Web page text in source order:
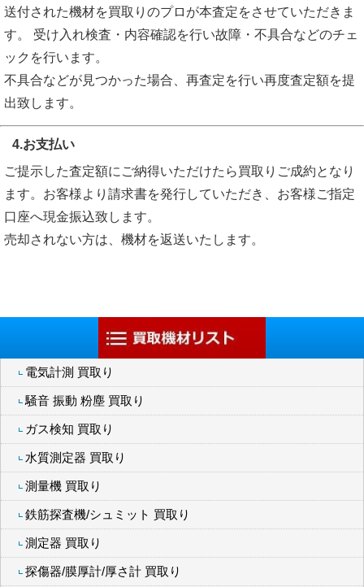
送付された機材を買取りのプロが本査定をさせていただきま
す。 受け入れ検査・内容確認を行い故障・不具合などのチェ
ックを行います。
不具合などが見つかった場合、再査定を行い再度査定額を提
出致します。
4.お支払い
ご提示した査定額にご納得いただけたら買取りご成約となり
ます。お客様より請求書を発行していただき、お客様ご指定
口座へ現金振込致します。
売却されない方は、機材を返送いたします。
電気計測 買取り
騒音 振動 粉塵 買取り
ガス検知 買取り
水質測定器 買取り
測量機 買取り
鉄筋探査機/シュミット 買取り
測定器 買取り
探傷器/膜厚計/厚さ計 買取り